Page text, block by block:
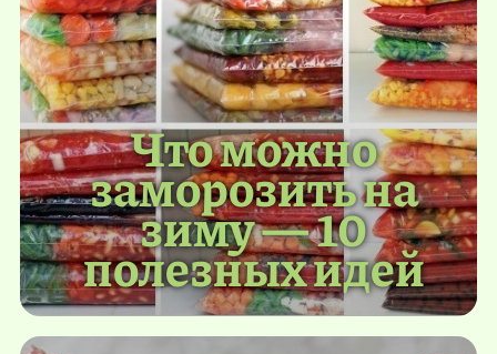
Что можно
заморозить на
зиму — 10
полезных идей